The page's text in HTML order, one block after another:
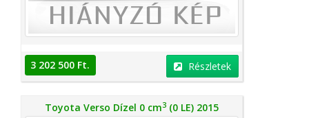
3 202 500 Ft. Részletek
Toyota Verso Dízel 0 cm3 (0 LE) 2015